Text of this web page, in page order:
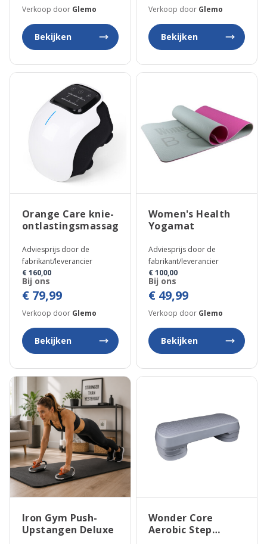
Verkoop door Glemo
Bekijken
Verkoop door Glemo
Bekijken
Orange Care knie-
ontlastingsmassageapparaat
Adviesprijs door de
fabrikant/leverancier
€ 160,00
Bij ons
€ 79,99
Verkoop door Glemo
Bekijken
Women's Health
Yogamat
Adviesprijs door de
fabrikant/leverancier
€ 100,00
Bij ons
€ 49,99
Verkoop door Glemo
Bekijken
Iron Gym Push-
Upstangen Deluxe
Wonder Core
Aerobic Step